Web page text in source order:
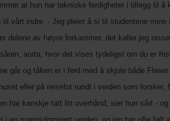
at hun har tekniske ferdigheter i tillegg til
til vårt indre. - Jeg pleier å si til studentene
delene av høyre forkammer, det kaller jeg
aorta, hvor det vises tydeligst om du er
går og tåken er i ferd med å skjule både
eller på reisefot rundt i verden som
har kanskje tatt litt overhånd, sier hun sårt -